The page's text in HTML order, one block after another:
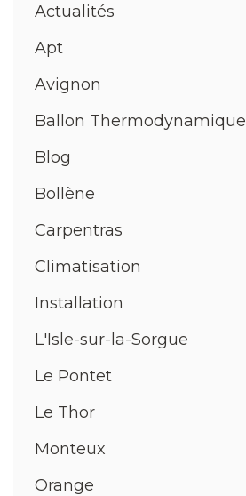
Actualités
Apt
Avignon
Ballon Thermodynamique
Blog
Bollène
Carpentras
Climatisation
Installation
L'Isle-sur-la-Sorgue
Le Pontet
Le Thor
Monteux
Orange